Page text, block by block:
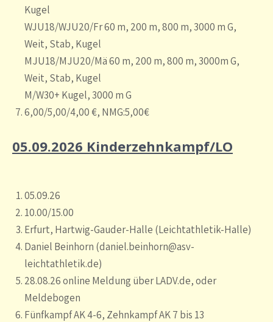
Kugel
WJU18/WJU20/Fr 60 m, 200 m, 800 m, 3000 m G,
Weit, Stab, Kugel
MJU18/MJU20/Mä 60 m, 200 m, 800 m, 3000m G,
Weit, Stab, Kugel
M/W30+ Kugel, 3000 m G
6,00/5,00/4,00 €, NMG:5,00€
05.09.2026 Kinderzehnkampf/LO
05.09.26
10.00/15.00
Erfurt, Hartwig-Gauder-Halle (Leichtathletik-Halle)
Daniel Beinhorn (daniel.beinhorn@asv-
leichtathletik.de)
28.08.26 online Meldung über LADV.de, oder
Meldebogen
Fünfkampf AK 4-6, Zehnkampf AK 7 bis 13